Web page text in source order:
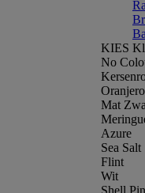
KIES
No
Mat
Azure
Sea Salt
Flint
Wit
Shell